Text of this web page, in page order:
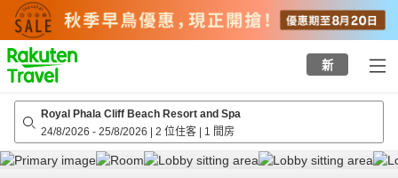
to
top
page
新
Royal Phala Cliff Beach Resort and Spa
24/8/2026 - 25/8/2026 | 2 位住客 | 1 間房